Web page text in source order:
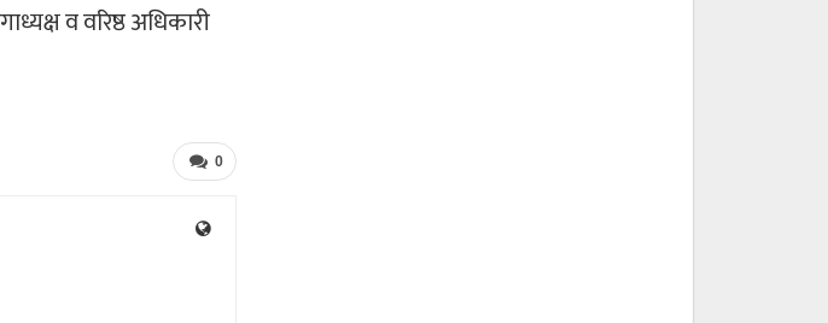
व वरिष्ठ अधिकारी
0